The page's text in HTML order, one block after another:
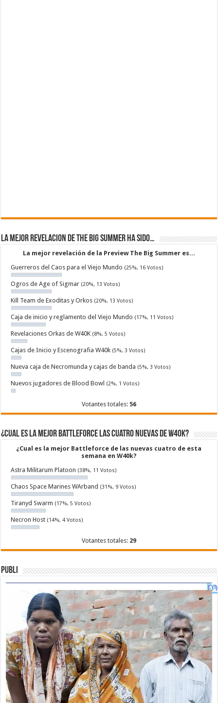
La mejor revelacion de The Big Summer ha sido…
La mejor revelación de la Preview The Big Summer es...
Guerreros del Caos para el Viejo Mundo (25%, 16 Votos)
Ogros de Age of Sigmar (20%, 13 Votos)
Kill Team de Exoditas y Orkos (20%, 13 Votos)
Caja de inicio y reglamento del Viejo Mundo (17%, 11 Votos)
Revelaciones Orkas de W40K (8%, 5 Votos)
Cajas de Inicio y Escenografia W40k (5%, 3 Votos)
Nueva caja de Necromunda y cajas de banda (5%, 3 Votos)
Nuevos jugadores de Blood Bowl (2%, 1 Votos)
Votantes totales: 56
¿Cual es la mejor Battleforce las cuatro nuevas de W40k?
¿Cual es la mejor Battleforce de las nuevas cuatro de esta
semana en W40k?
Astra Militarum Platoon (38%, 11 Votos)
Chaos Space Marines WArband (31%, 9 Votos)
Tiranyd Swarm (17%, 5 Votos)
Necron Host (14%, 4 Votos)
Votantes totales: 29
Publi